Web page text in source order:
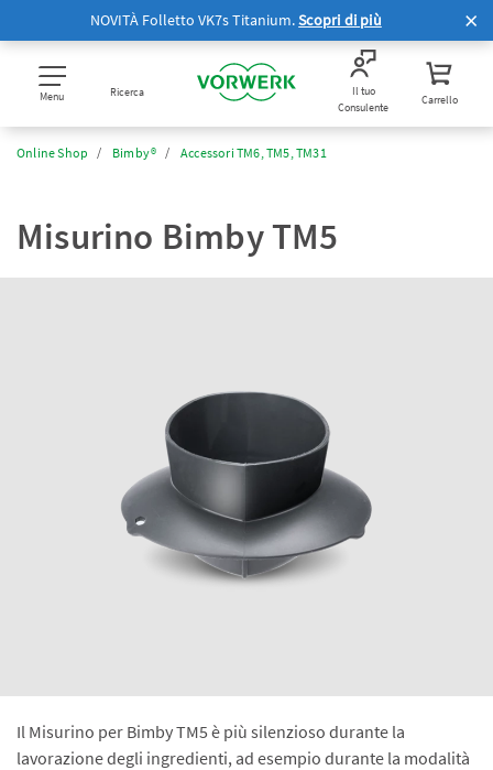
NOVITÀ Folletto VK7s Titanium.Scopri di più
Menu Ricerca
Il tuo
Consulente
Carrello
Online Shop Bimby® Accessori TM6, TM5, TM31
Misurino Bimby TM5
Il Misurino per Bimby TM5 è più silenzioso durante la
lavorazione degli ingredienti, ad esempio durante la modalità